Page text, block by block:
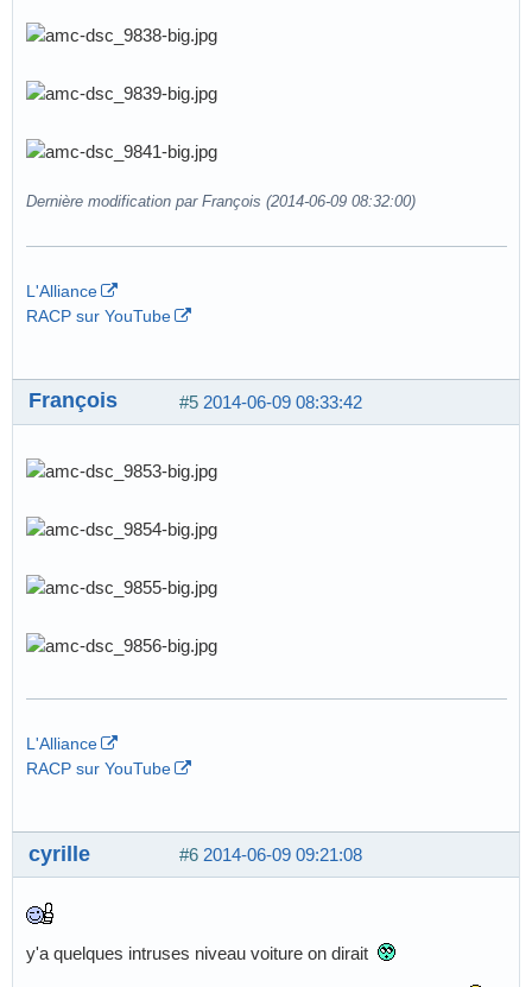
Dernière modification par François (2014-06-09 08:32:00)
L'Alliance
RACP sur YouTube
#5 2014-06-09 08:33:42
François
L'Alliance
RACP sur YouTube
#6 2014-06-09 09:21:08
cyrille
y'a quelques intruses niveau voiture on dirait